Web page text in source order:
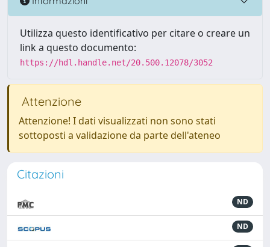
Utilizza questo identificativo per citare o creare un
link a questo documento:
https://hdl.handle.net/20.500.12078/3052
Attenzione
Attenzione! I dati visualizzati non sono stati
sottoposti a validazione da parte dell'ateneo
Citazioni
ND
ND